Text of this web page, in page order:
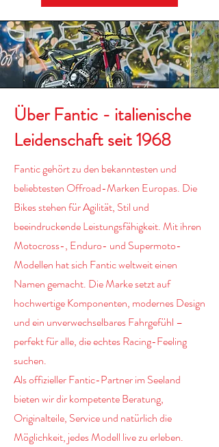
Über Fantic - italienische
Leidenschaft seit 1968
Fantic gehört zu den bekanntesten und
beliebtesten Offroad-Marken Europas. Die
Bikes stehen für Agilität, Stil und
beeindruckende Leistungsfähigkeit. Mit ihren
Motocross-, Enduro- und Supermoto-
Modellen hat sich Fantic weltweit einen
Namen gemacht. Die Marke setzt auf
hochwertige Komponenten, modernes Design
und ein unverwechselbares Fahrgefühl –
perfekt für alle, die echtes Racing-Feeling
suchen.
Als offizieller Fantic-Partner im Seeland
bieten wir dir kompetente Beratung,
Originalteile, Service und natürlich die
Möglichkeit, jedes Modell live zu erleben.